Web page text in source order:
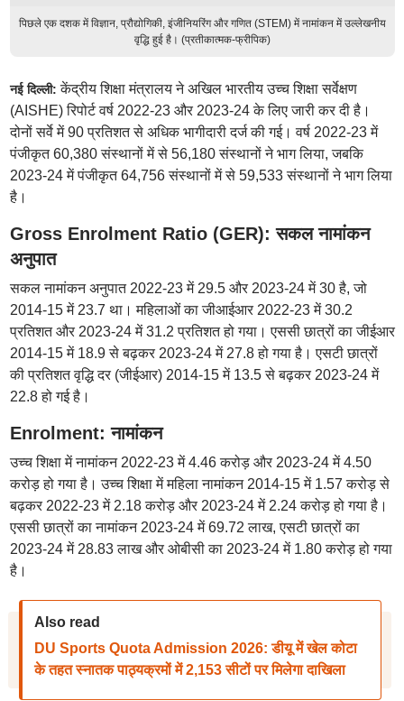
पिछले एक दशक में विज्ञान, प्रौद्योगिकी, इंजीनियरिंग और गणित (STEM) में नामांकन में उल्लेखनीय
वृद्धि हुई है। (प्रतीकात्मक-फ्रीपिक)
नई दिल्ली:केंद्रीय शिक्षा मंत्रालय ने अखिल भारतीय उच्च शिक्षा सर्वेक्षण
(AISHE) रिपोर्ट वर्ष 2022-23 और 2023-24 के लिए जारी कर दी है।
दोनों सर्वे में 90 प्रतिशत से अधिक भागीदारी दर्ज की गई। वर्ष 2022-23 में
पंजीकृत 60,380 संस्थानों में से 56,180 संस्थानों ने भाग लिया, जबकि
2023-24 में पंजीकृत 64,756 संस्थानों में से 59,533 संस्थानों ने भाग लिया
है।
Gross Enrolment Ratio (GER): सकल नामांकन
अनुपात
सकल नामांकन अनुपात 2022-23 में 29.5 और 2023-24 में 30 है, जो
2014-15 में 23.7 था। महिलाओं का जीआईआर 2022-23 में 30.2
प्रतिशत और 2023-24 में 31.2 प्रतिशत हो गया। एससी छात्रों का जीईआर
2014-15 में 18.9 से बढ़कर 2023-24 में 27.8 हो गया है। एसटी छात्रों
की प्रतिशत वृद्धि दर (जीईआर) 2014-15 में 13.5 से बढ़कर 2023-24 में
22.8 हो गई है।
Enrolment: नामांकन
उच्च शिक्षा में नामांकन 2022-23 में 4.46 करोड़ और 2023-24 में 4.50
करोड़ हो गया है। उच्च शिक्षा में महिला नामांकन 2014-15 में 1.57 करोड़ से
बढ़कर 2022-23 में 2.18 करोड़ और 2023-24 में 2.24 करोड़ हो गया है।
एससी छात्रों का नामांकन 2023-24 में 69.72 लाख, एसटी छात्रों का
2023-24 में 28.83 लाख और ओबीसी का 2023-24 में 1.80 करोड़ हो गया
है।
Also read
DU Sports Quota Admission 2026: डीयू में खेल कोटा
के तहत स्नातक पाठ्यक्रमों में 2,153 सीटों पर मिलेगा दाखिला